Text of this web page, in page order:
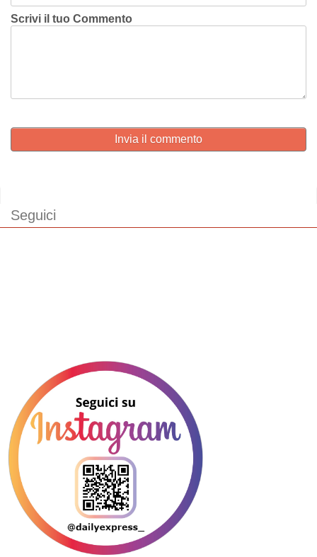
Scrivi il tuo Commento
Invia il commento
Seguici